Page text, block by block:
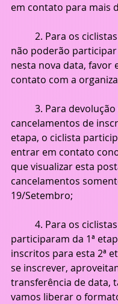
em contato para mais
não poderão
nesta nova data, favor
contato com a
cancelamentos de
etapa, o ciclista
entrar em contato
que visualizar esta
cancelamentos
19/Setembro;
participaram da 1ª
inscritos para esta 2ª
se inscrever,
transferência de data,
vamos liberar o